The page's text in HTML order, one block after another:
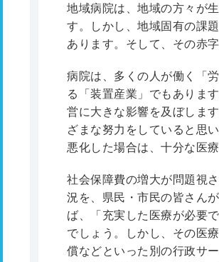
地域病院は、地域の方々が
す。しかし、地域固有の課
あります。そして、その赤
病院は、多くの人が働く「
る「装置産業」でもありま
営に大きな影響を及ぼしま
ざまな努力をしていると思
悪化した場合は、十分な医
社会保障費の増大が問題視
況を、県民・市民の皆さん
ば、「充実した医療が必要
でしょう。しかし、その医
償などといった別の行政サ